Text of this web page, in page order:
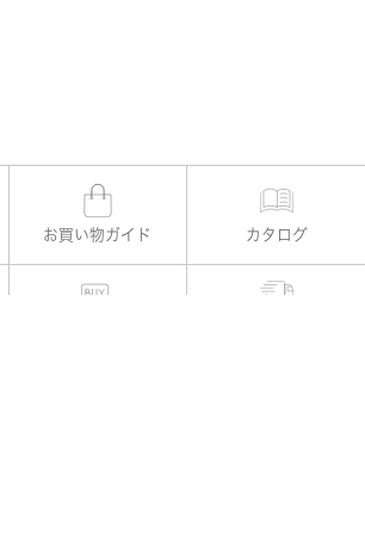
お買い物ガイド カタログ